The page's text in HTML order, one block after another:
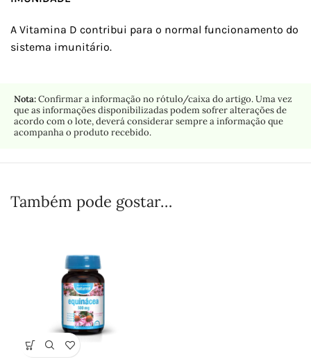
A Vitamina D contribui para o normal funcionamento do
sistema imunitário.
Nota:Confirmar a informação no rótulo/caixa do artigo. Uma vez
que as informações disponibilizadas podem sofrer alterações de
acordo com o lote, deverá considerar sempre a informação que
acompanha o produto recebido.
Também pode gostar…